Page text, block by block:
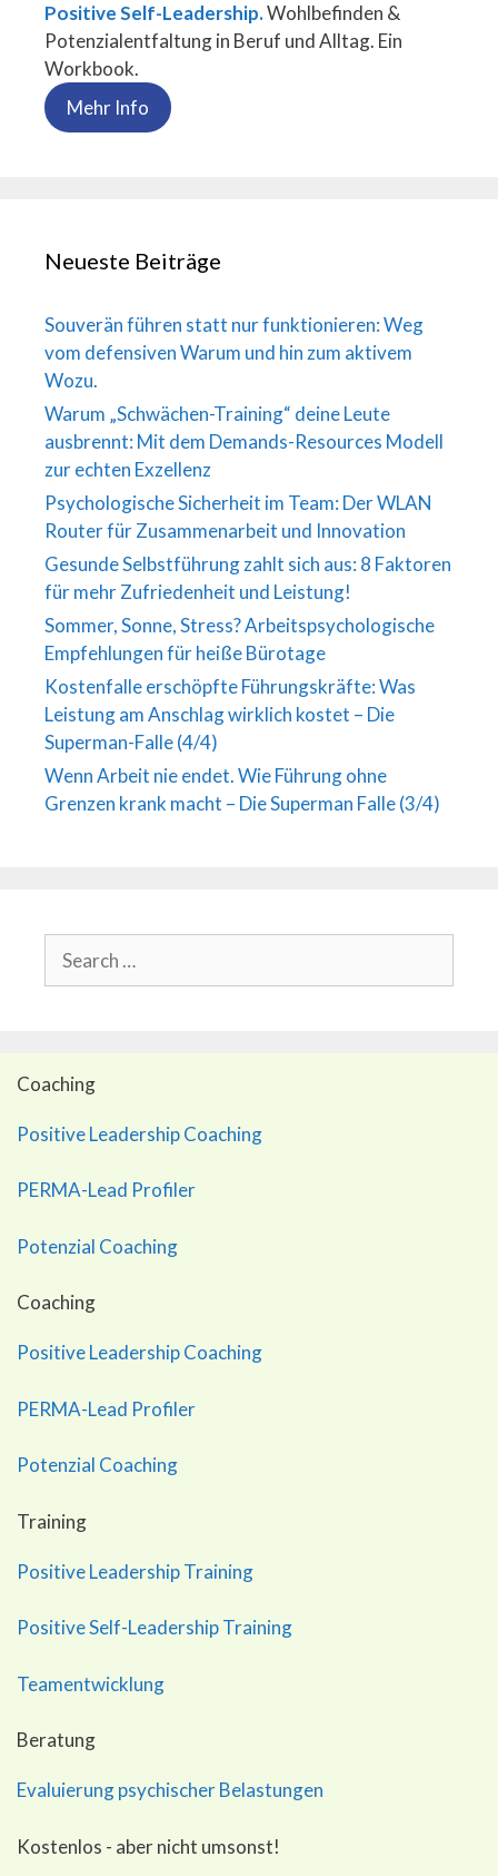
Positive Self-Leadership.Wohlbefinden &
Potenzialentfaltung in Beruf und Alltag. Ein
Workbook.
Mehr Info
Neueste Beiträge
Souverän führen statt nur funktionieren: Weg
vom defensiven Warum und hin zum aktivem
Wozu.
Warum „Schwächen-Training“ deine Leute
ausbrennt: Mit dem Demands-Resources Modell
zur echten Exzellenz
Psychologische Sicherheit im Team: Der WLAN
Router für Zusammenarbeit und Innovation
Gesunde Selbstführung zahlt sich aus: 8 Faktoren
für mehr Zufriedenheit und Leistung!
Sommer, Sonne, Stress? Arbeitspsychologische
Empfehlungen für heiße Bürotage
Kostenfalle erschöpfte Führungskräfte: Was
Leistung am Anschlag wirklich kostet – Die
Superman-Falle (4/4)
Wenn Arbeit nie endet. Wie Führung ohne
Grenzen krank macht – Die Superman Falle (3/4)
for:
Coaching
Positive Leadership Coaching
PERMA-Lead Profiler
Potenzial Coaching
Coaching
Positive Leadership Coaching
PERMA-Lead Profiler
Potenzial Coaching
Training
Positive Leadership Training
Positive Self-Leadership Training
Teamentwicklung
Beratung
Evaluierung psychischer Belastungen
Kostenlos - aber nicht umsonst!